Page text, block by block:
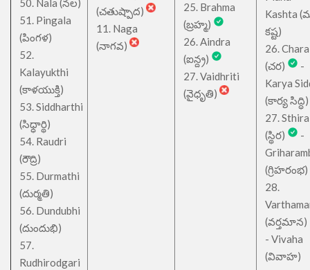
50. Nala (నల)
51. Pingala
(పింగళ)
52.
Kalayukthi
(కాళయుక్తి)
53. Siddharthi
(సిధ్ధార్థి)
54. Raudri
(రౌద్రి)
55. Durmathi
(దుర్మతి)
56. Dundubhi
(దుందుభి)
57.
Rudhirodgari
(చతుష్పాద)
11. Naga
(నాగవ)
25. Brahma
(బ్రహ్మ)
26. Aindra
(ఐన్ద్ర)
27. Vaidhriti
(వైధృతి)
Kashta
కష్ట)
26. Chara
(చర)
-
Karya
(కార్య సిద్ధి)
27. Sthira
(స్థిర)
-
(గ్రిహరంభ)
28.
(వర్తమాన)
- Vivaha
(వివాహ)